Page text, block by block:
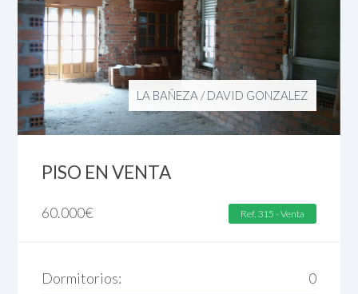
LA BAÑEZA /DAVID GONZALEZ
PISO EN VENTA
60.000€ Ref. 315 - Venta
Dormitorios:
0